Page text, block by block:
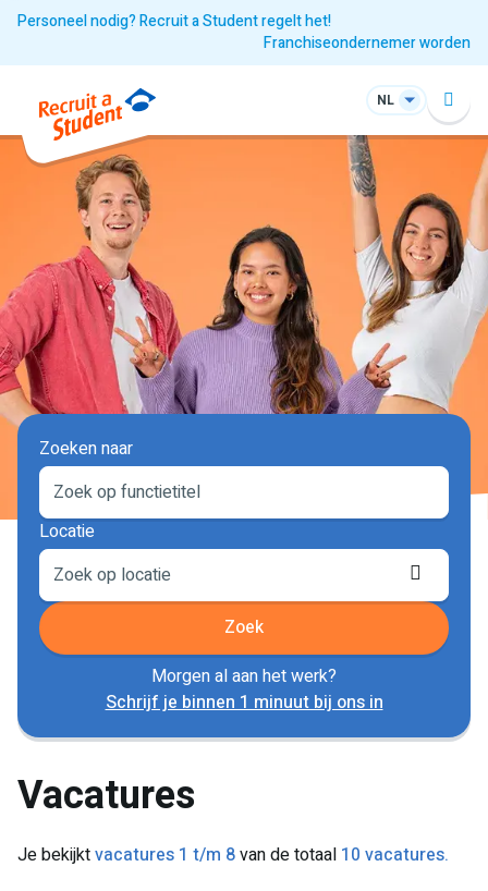
Personeel nodig? Recruit a Student regelt het!
Franchiseondernemer worden
NL
Zoeken naar
Locatie
Zoek
Morgen al aan het werk?
Schrijf je binnen 1 minuut bij ons in
Vacatures
Je bekijktvacatures 1 t/m 8van de totaal 10 vacatures.